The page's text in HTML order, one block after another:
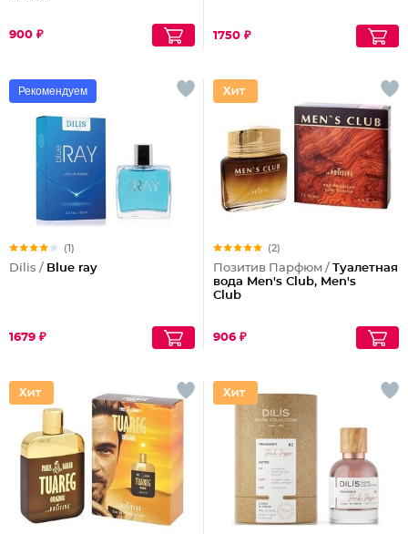
900 ₽ 1750 ₽
Рекомендуем
(1)
Dilis / Blue ray
1679 ₽
(2)
Позитив Парфюм / Туалетная
вода Men's Club, Men's
Club
906 ₽